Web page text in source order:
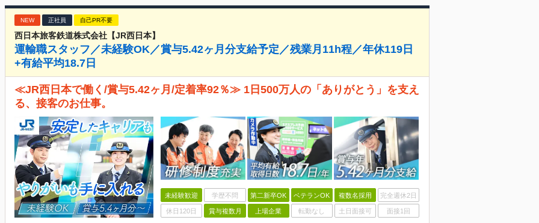
NEW 正社員 自己PR不要
西日本旅客鉄道株式会社【JR西日本】
運輸職スタッフ／未経験OK／賞与5.42ヶ月分支給予定／残業月11h程／年休119日
+有給平均18.7日
≪JR西日本で働く/賞与5.42ヶ月/定着率92％≫ 1日500万人の「ありがとう」を支え
る、接客のお仕事。
未経験歓迎 学歴不問 第二新卒OK ベテランOK 複数名採用 完全週休2日
休日120日 賞与複数月 上場企業 転勤なし 土日面接可 面接1回